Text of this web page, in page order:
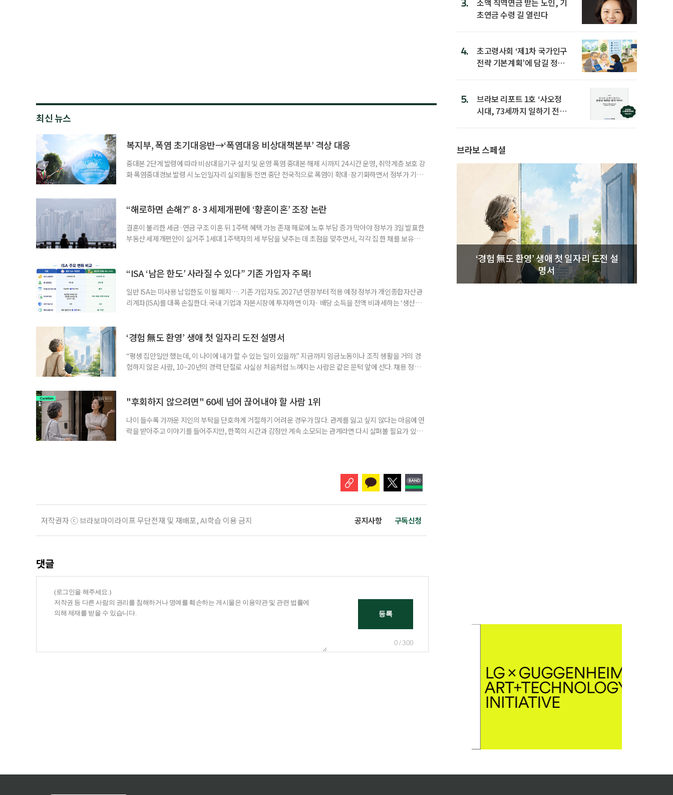
최신 뉴스
복지부, 폭염 초기대응반→‘폭염대응 비상대책본부’ 격상 대응
중대본 2단계 발령에 따라 비상대응기구 설치 및 운영 폭염 중대본 해제 시까지 24시간 운영, 취약계층 보호 강
화 폭염중대경보 발령 시 노인일자리 실외활동 전면 중단 전국적으로 폭염이 확대·장기화하면서 정부가 기존
책본부(중대본) 2단계(심각)가 발령된 이후에도 폭염이 전국적으로 확대되고 장기화한 데 따른 것이다. 기존에
“해로하면 손해?” 8·3 세제개편에 ‘황혼이혼’ 조장 논란
결혼이 불리한 세금·연금 구조 이혼 뒤 1주택 혜택 가능 존재 해로에 노후 부담 증가 막아야 정부가 3일 발표한
부동산 세제개편안이 실거주 1세대 1주택자의 세 부담을 낮추는 데 초점을 맞추면서, 각각 집 한 채를 보유한
부가 각자 집 한 채씩을 보유하면 한 세대가 두 채를 가진 것으로 보지만, 실제 이혼해 주거와 생계를 분
“ISA ‘남은 한도’ 사라질 수 있다” 기존 가입자 주목!
일반 ISA는 미사용 납입한도 이월 폐지…. 기존 가입자도 2027년 연장부터 적용 예정 정부가 개인종합자산관
리계좌(ISA)를 대폭 손질한다. 국내 기업과 자본시장에 투자하면 이자· 배당 소득을 전액 비과세하는 ‘생산적
기 때문이다. 지난 3일 발표된 세제개편안이 국회 통과 후 그대로 시행된다면 법 시행 전 본
‘경험 無도 환영’ 생애 첫 일자리 도전 설명서
“평생 집안일만 했는데, 이 나이에 내가 할 수 있는 일이 있을까.” 지금까지 임금노동이나 조직 생활을 거의 경
험하지 않은 사람, 10~20년의 경력 단절로 사실상 처음처럼 느껴지는 사람은 같은 문턱 앞에 선다. 채용 정보를
경험이 풍부한 고령자는 중요한 국가 자원이다. 박경하 한국노인인력개발원 선임연구위
"후회하지 않으려면" 60세 넘어 끊어내야 할 사람 1위
나이 들수록 가까운 지인의 부탁을 단호하게 거절하기 어려운 경우가 많다. 관계를 잃고 싶지 않다는 마음에 연
락을 받아주고 이야기를 들어주지만, 한쪽의 시간과 감정만 계속 소모되는 관계라면 다시 살펴볼 필요가 있다.
저작권자 ⓒ 브라보마이라이프 무단전재 및 재배포, AI학습 이용 금지 공지사항 구독신청
댓글
0 / 300
소액 직역연금 받는 노인, 기
초연금 수령 길 열린다
4.
초고령사회 ‘제1차 국가인구
전략 기본계획’에 담길 정책
5.
브라보 리포트 1호 ‘사오정
시대, 73세까지 일하기 전략’
브라보 스페셜
‘경험 無도 환영’ 생애 첫 일자리 도전 설
명서